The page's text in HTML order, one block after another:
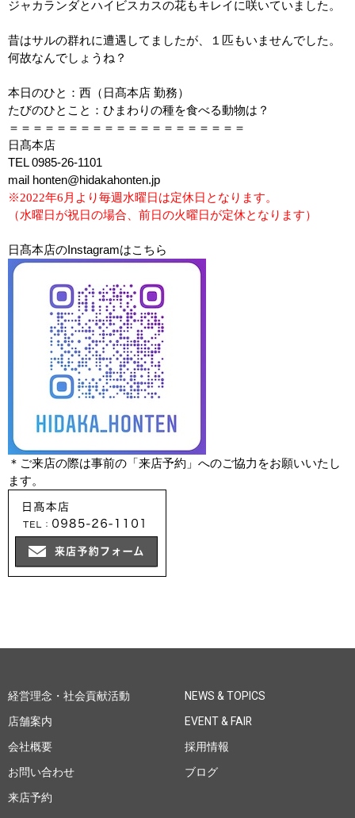
ジャカランダとハイビスカスの花もキレイに咲いていました。
昔はサルの群れに遭遇してましたが、１匹もいませんでした。
何故なんでしょうね？
本日のひと：西（日髙本店 勤務）
たびのひとこと：ひまわりの種を食べる動物は？
＝＝＝＝＝＝＝＝＝＝＝＝＝＝＝＝＝＝＝＝
日髙本店
TEL 0985-26-1101
mail honten@hidakahonten.jp
※2022年6月より毎週水曜日は定休日となります。
（水曜日が祝日の場合、前日の火曜日が定休となります）
日髙本店のInstagramはこちら
＊ご来店の際は事前の「来店予約」へのご協力をお願いいたし
ます。
経営理念・社会貢献活動
店舗案内
会社概要
お問い合わせ
来店予約
NEWS & TOPICS
EVENT & FAIR
採用情報
ブログ